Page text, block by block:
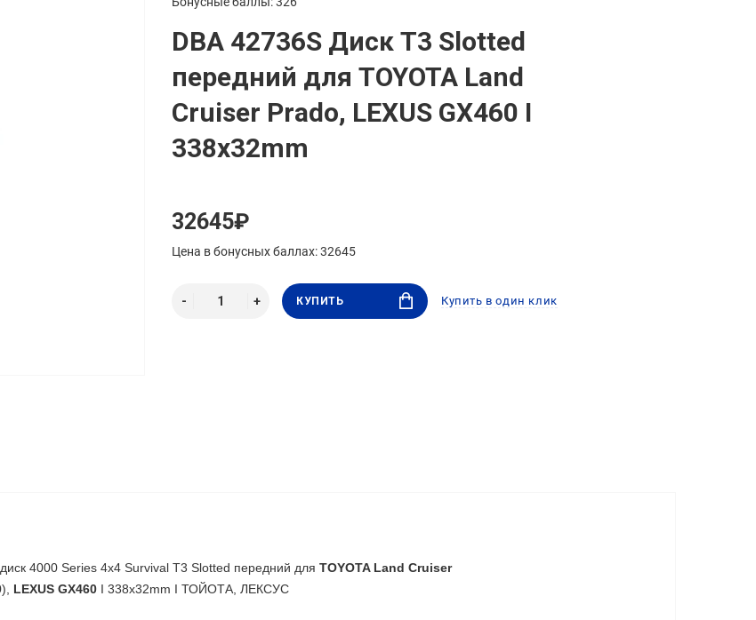
DBA 42736S Диск T3 Slotted
передний для TOYOTA Land
Cruiser Prado, LEXUS GX460 I
338x32mm
32645₽
Цена в бонусных баллах: 32645
КУПИТЬ Купить в один клик
4000 Series 4x4 Survival T3 Slotted передний для TOYOTA Land Cruiser
LEXUS GX460 I 338x32mm I ТОЙОТА, ЛЕКСУС